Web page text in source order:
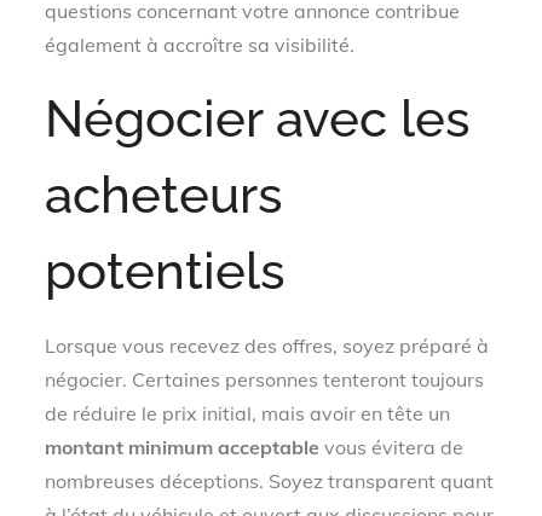
questions concernant votre annonce contribue
également à accroître sa visibilité.
Négocier avec les
acheteurs
potentiels
Lorsque vous recevez des offres, soyez préparé à
négocier. Certaines personnes tenteront toujours
de réduire le prix initial, mais avoir en tête un
montant minimum acceptable vous évitera de
nombreuses déceptions. Soyez transparent quant